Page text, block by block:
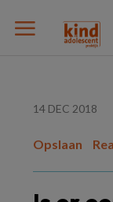
14 DEC 2018
Opslaan